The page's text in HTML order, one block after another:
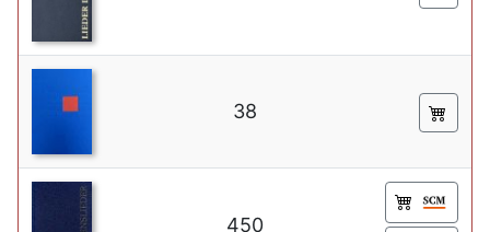
38
450